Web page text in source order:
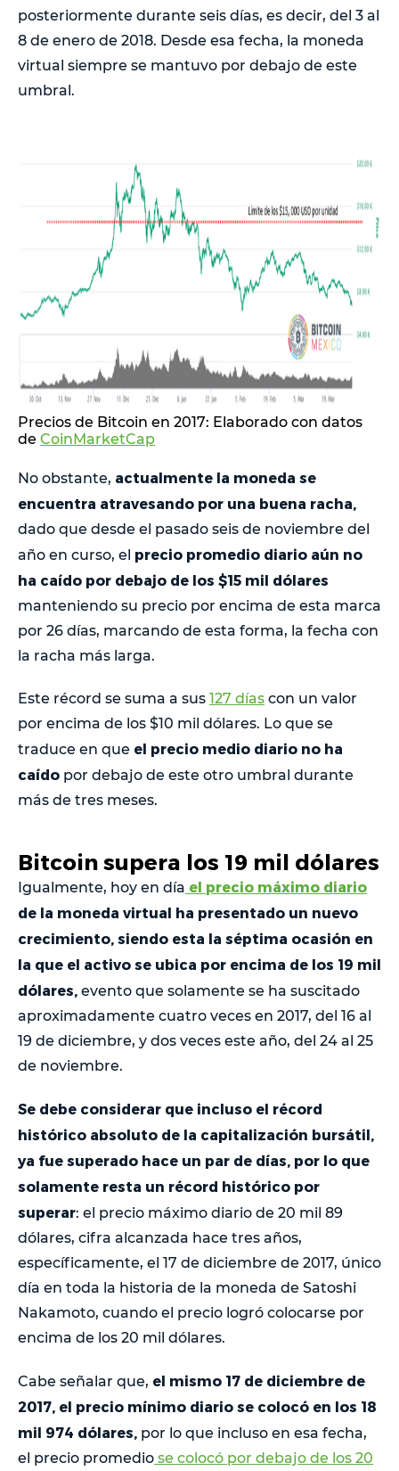
posteriormente durante seis días, es decir, del 3 al
8 de enero de 2018. Desde esa fecha, la moneda
virtual siempre se mantuvo por debajo de este
umbral.
Precios de Bitcoin en 2017: Elaborado con datos
de CoinMarketCap
No obstante, actualmente la moneda se
encuentra atravesando por una buena racha,
dado que desde el pasado seis de noviembre del
año en curso, el precio promedio diario aún no
ha caído por debajo de los $15 mil dólares
manteniendo su precio por encima de esta marca
por 26 días, marcando de esta forma, la fecha con
la racha más larga.
Este récord se suma a sus 127 días con un valor
por encima de los $10 mil dólares. Lo que se
traduce en que el precio medio diario no ha
caído por debajo de este otro umbral durante
más de tres meses.
Bitcoin supera los 19 mil dólares
Igualmente, hoy en día el precio máximo diario
de la moneda virtual ha presentado un nuevo
crecimiento, siendo esta la séptima ocasión en
la que el activo se ubica por encima de los 19 mil
dólares, evento que solamente se ha suscitado
aproximadamente cuatro veces en 2017, del 16 al
19 de diciembre, y dos veces este año, del 24 al 25
de noviembre.
Se debe considerar que incluso el récord
histórico absoluto de la capitalización bursátil,
ya fue superado hace un par de días, por lo que
solamente resta un récord histórico por
superar: el precio máximo diario de 20 mil 89
dólares, cifra alcanzada hace tres años,
específicamente, el 17 de diciembre de 2017, único
día en toda la historia de la moneda de Satoshi
Nakamoto, cuando el precio logró colocarse por
encima de los 20 mil dólares.
Cabe señalar que, el mismo 17 de diciembre de
2017, el precio mínimo diario se colocó en los 18
mil 974 dólares, por lo que incluso en esa fecha,
el precio promedio se colocó por debajo de los 20